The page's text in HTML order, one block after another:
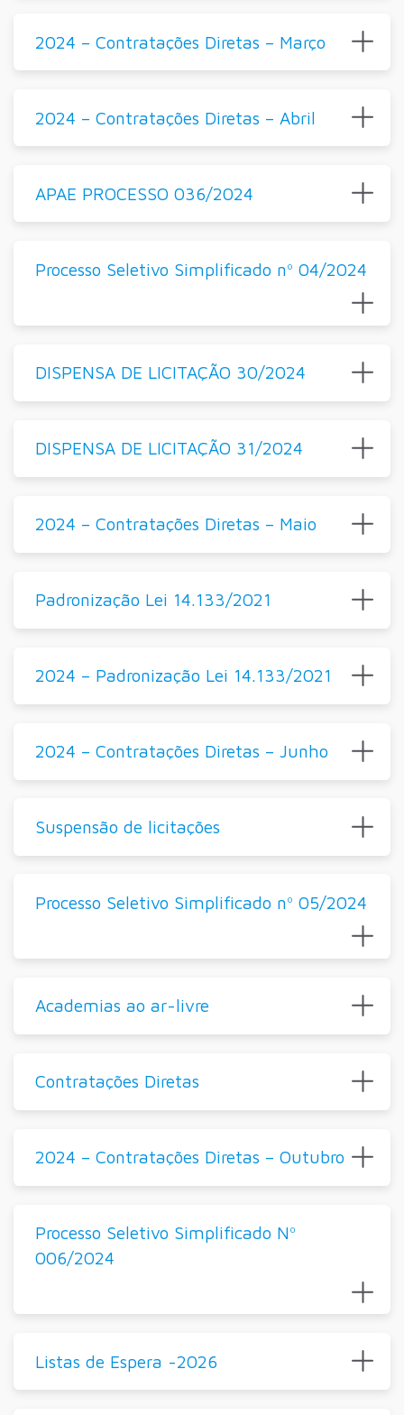
2024 – Contratações Diretas – Março
2024 – Contratações Diretas – Abril
APAE PROCESSO 036/2024
Processo Seletivo Simplificado nº 04/2024
DISPENSA DE LICITAÇÃO 30/2024
DISPENSA DE LICITAÇÃO 31/2024
2024 – Contratações Diretas – Maio
Padronização Lei 14.133/2021
2024 – Padronização Lei 14.133/2021
2024 – Contratações Diretas – Junho
Suspensão de licitações
Processo Seletivo Simplificado nº 05/2024
Academias ao ar-livre
Contratações Diretas
2024 – Contratações Diretas – Outubro
Processo Seletivo Simplificado Nº
006/2024
Listas de Espera -2026